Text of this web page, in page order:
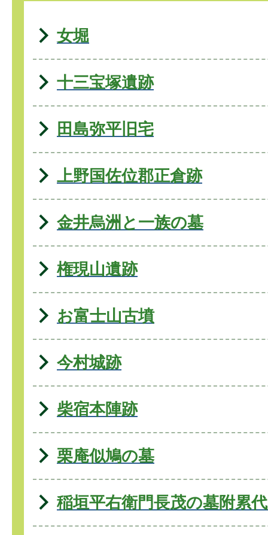
女堀
十三宝塚遺跡
田島弥平旧宅
上野国佐位郡正倉跡
金井烏洲と一族の墓
権現山遺跡
お富士山古墳
今村城跡
柴宿本陣跡
栗庵似鳩の墓
稲垣平右衛門長茂の墓附累